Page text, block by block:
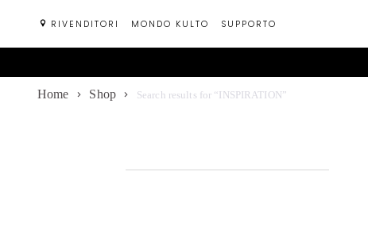
RIVENDITORI MONDO KULTO SUPPORTO
Home Shop Search results for “INSPIRATION”